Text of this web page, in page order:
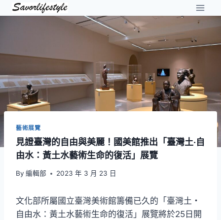
Skip
藝術展覽
見證臺灣的自由與美麗！國美館推出「臺灣土‧自
由水：黃土水藝術生命的復活」展覽
By 編輯部 2023 年 3 月 23 日
文化部所屬國立臺灣美術館籌備已久的「臺灣土・
自由水：黃土水藝術生命的復活」展覽將於25日開